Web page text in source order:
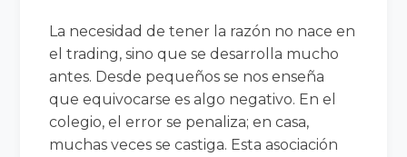
La necesidad de tener la razón no nace en
el trading, sino que se desarrolla mucho
antes. Desde pequeños se nos enseña
que equivocarse es algo negativo. En el
colegio, el error se penaliza; en casa,
muchas veces se castiga. Esta asociación